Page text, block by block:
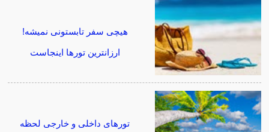
هیچی سفر تابستونی نمیشه!
ارزانترین تورها اینجاست
تورهای داخلی و خارجی لحظه